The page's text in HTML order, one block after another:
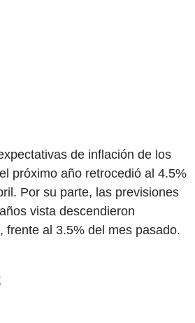
de inflación de los
próximo año retrocedió al 4.5%
Por su parte, las previsiones
vista descendieron
frente al 3.5% del mes pasado.